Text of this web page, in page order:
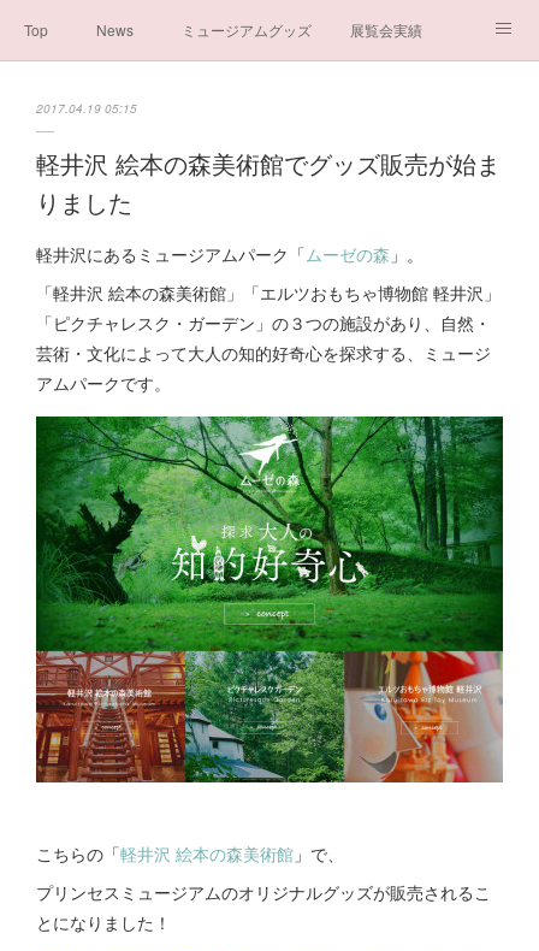
Top News ミュージアムグッズ 展覧会実績
お問い合わせ
2017.04.19 05:15
軽井沢 絵本の森美術館でグッズ販売が始ま
りました
軽井沢にあるミュージアムパーク「ムーゼの森 」。
「軽井沢 絵本の森美術館」「エルツおもちゃ博物館 軽井沢」
「ピクチャレスク・ガーデン」の３つの施設があり、自然・
芸術・文化によって大人の知的好奇心を探求する、ミュージ
アムパークです。
こちらの「軽井沢 絵本の森美術館 」で、
プリンセスミュージアムのオリジナルグッズが販売されるこ
とになりました！